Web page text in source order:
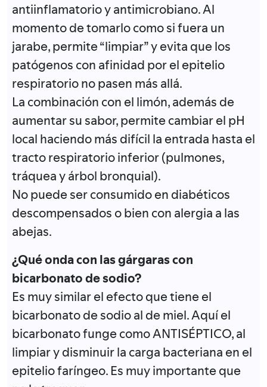
antiinflamatorio y antimicrobiano. Al
momento de tomarlo como si fuera un
jarabe, permite “limpiar” y evita que los
patógenos con afinidad por el epitelio
respiratorio no pasen más allá.
La combinación con el limón, además de
aumentar su sabor, permite cambiar el pH
local haciendo más difícil la entrada hasta el
tracto respiratorio inferior (pulmones,
tráquea y árbol bronquial).
No puede ser consumido en diabéticos
descompensados o bien con alergia a las
abejas.
¿Qué onda con las gárgaras con
bicarbonato de sodio?
Es muy similar el efecto que tiene el
bicarbonato de sodio al de miel. Aquí el
bicarbonato funge como ANTISÉPTICO, al
limpiar y disminuir la carga bacteriana en el
epitelio faríngeo. Es muy importante que